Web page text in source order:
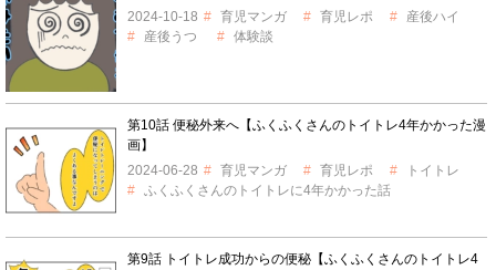
2024-10-18
育児マンガ 育児レポ
産後ハイ
産後うつ
体験談
第10話 便秘外来へ【ふくふくさんのトイトレ4年かかった漫
画】
2024-06-28
育児マンガ 育児レポ
トイトレ
ふくふくさんのトイトレに4年かかった話
第9話 トイトレ成功からの便秘【ふくふくさんのトイトレ4